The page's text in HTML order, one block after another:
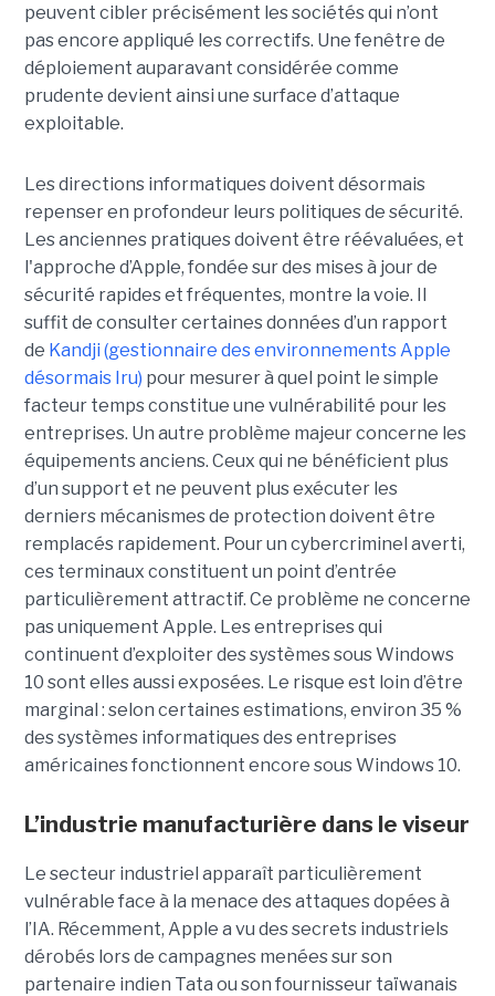
peuvent cibler précisément les sociétés qui n’ont
pas encore appliqué les correctifs. Une fenêtre de
déploiement auparavant considérée comme
prudente devient ainsi une surface d’attaque
exploitable.
Les directions informatiques doivent désormais
repenser en profondeur leurs politiques de sécurité.
Les anciennes pratiques doivent être réévaluées, et
l'approche d’Apple, fondée sur des mises à jour de
sécurité rapides et fréquentes, montre la voie. Il
suffit de consulter certaines données d’un rapport
de Kandji (gestionnaire des environnements Apple
désormais Iru) pour mesurer à quel point le simple
facteur temps constitue une vulnérabilité pour les
entreprises. Un autre problème majeur concerne les
équipements anciens. Ceux qui ne bénéficient plus
d’un support et ne peuvent plus exécuter les
derniers mécanismes de protection doivent être
remplacés rapidement. Pour un cybercriminel averti,
ces terminaux constituent un point d’entrée
particulièrement attractif. Ce problème ne concerne
pas uniquement Apple. Les entreprises qui
continuent d’exploiter des systèmes sous Windows
10 sont elles aussi exposées. Le risque est loin d’être
marginal : selon certaines estimations, environ 35 %
des systèmes informatiques des entreprises
américaines fonctionnent encore sous Windows 10.
L’industrie manufacturière dans le viseur
Le secteur industriel apparaît particulièrement
vulnérable face à la menace des attaques dopées à
l’IA. Récemment, Apple a vu des secrets industriels
dérobés lors de campagnes menées sur son
partenaire indien Tata ou son fournisseur taïwanais